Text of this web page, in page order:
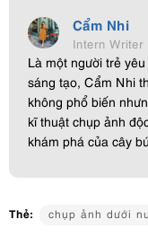
Cẩm Nhi
Intern Writer
Là một người trẻ
sáng tạo, Cẩm Nhi
không phổ biến
kĩ thuật chụp ảnh
khám phá của cây
Thẻ: chụp ảnh dưới